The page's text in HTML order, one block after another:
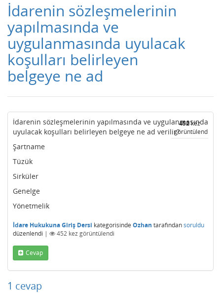
İdarenin sözleşmelerinin
yapılmasında ve
uygulanmasında uyulacak
koşulları belirleyen
belgeye ne ad
452kez
görüntülendi
İdarenin sözleşmelerinin yapılmasında ve uygulanmasında
uyulacak koşulları belirleyen belgeye ne ad verilir?
Şartname
Tüzük
Sirküler
Genelge
Yönetmelik
İdare Hukukuna Giriş Dersi kategorisinde Ozhan tarafındansoruldu
düzenlendi | 452 kez görüntülendi
Cevap
1 cevap